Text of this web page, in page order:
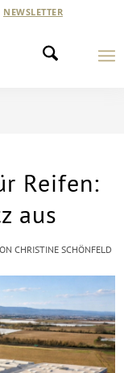
NEWSLETTER
Reifen:
aus
CHRISTINE SCHÖNFELD